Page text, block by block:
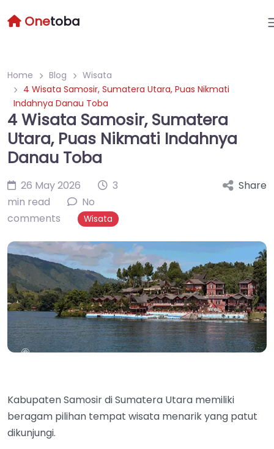
Onetoba
Home Blog
Wisata
4 Wisata Samosir, Sumatera Utara, Puas Nikmati
Indahnya Danau Toba
4 Wisata Samosir, Sumatera
Utara, Puas Nikmati Indahnya
Danau Toba
26 May 2026
3
min read
No
comments
Wisata
Share
Kabupaten Samosir di Sumatera Utara memiliki
beragam pilihan tempat wisata menarik yang patut
dikunjungi.